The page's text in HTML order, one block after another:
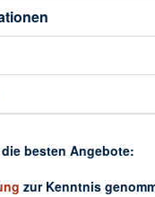
besten Angebote:
zur Kenntnis